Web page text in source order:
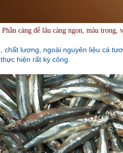
càng để lâu càng ngon, màu trong,
lượng, ngoài nguyên liệu cá
hiện rất kỳ công.